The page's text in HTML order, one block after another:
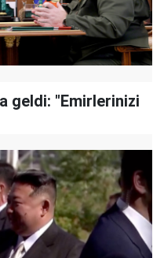
geldi: "Emirlerinizi